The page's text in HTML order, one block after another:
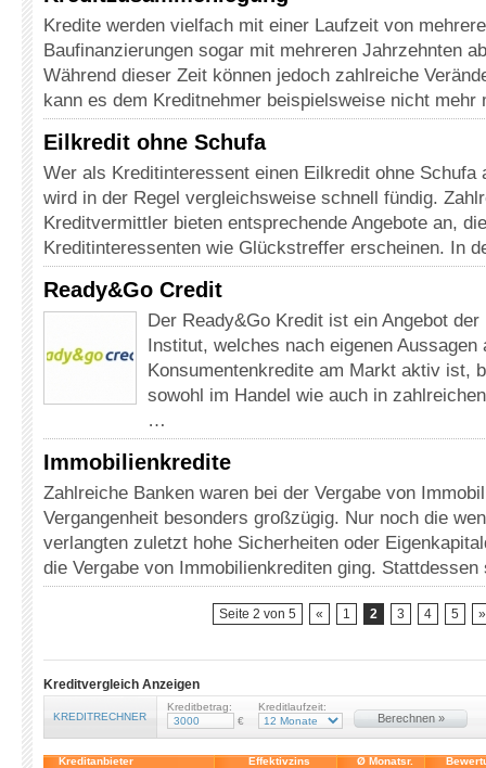
Kredite werden vielfach mit einer Laufzeit von
Baufinanzierungen sogar mit mehreren Jahrzehnten
Während dieser Zeit können jedoch zahlreiche
kann es dem Kreditnehmer beispielsweise nicht
Eilkredit ohne Schufa
Wer als Kreditinteressent einen Eilkredit ohne Schufa
wird in der Regel vergleichsweise schnell fündig.
Kreditvermittler bieten entsprechende Angebote an,
Kreditinteressenten wie Glückstreffer erscheinen. In
Ready&Go Credit
Der Ready&Go Kredit ist ein Angebot
Institut, welches nach eigenen
Konsumentenkredite am Markt aktiv ist,
sowohl im Handel wie auch in
…
Immobilienkredite
Zahlreiche Banken waren bei der Vergabe von
Vergangenheit besonders großzügig. Nur noch die
verlangten zuletzt hohe Sicherheiten oder
die Vergabe von Immobilienkrediten ging.
Seite 2 von 5 « 1 2 3 4 5 »
Kreditvergleich Anzeigen
KREDITRECHNER
Kreditbetrag:
€
Kreditlaufzeit:
Berechnen »
Kreditanbieter Effektivzins Ø Monatsr.